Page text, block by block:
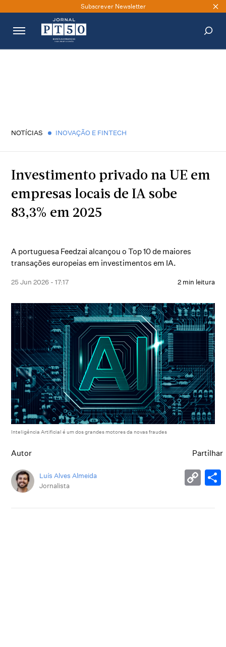
Subscrever Newsletter
NOTÍCIAS INOVAÇÃO E FINTECH
Investimento privado na UE em
empresas locais de IA sobe
83,3% em 2025
A portuguesa Feedzai alcançou o Top 10 de maiores
transações europeias em investimentos em IA.
25 Jun 2026 - 17:17 2 min leitura
Inteligência Artificial é um dos grandes motores da novas fraudes
Autor
Luís Alves Almeida
Jornalista
Partilhar